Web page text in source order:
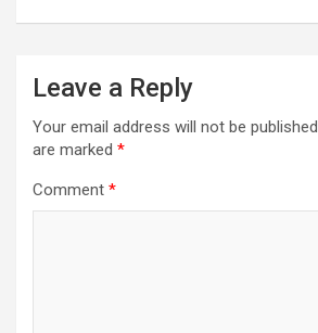
Leave a Reply
Your email address will not be published.
are marked *
Comment *